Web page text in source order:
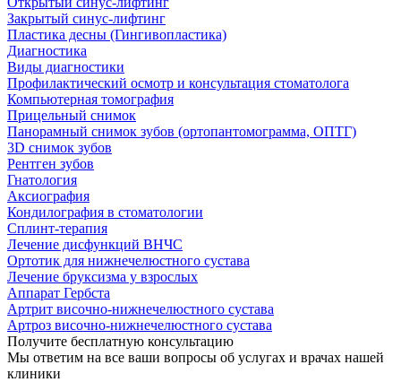
Закрытый синус-лифтинг
Пластика десны (Гингивопластика)
Диагностика
Виды диагностики
Профилактический осмотр и консультация стоматолога
Компьютерная томография
Прицельный снимок
Панорамный снимок зубов (ортопантомограмма, ОПТГ)
3D снимок зубов
Рентген зубов
Гнатология
Аксиография
Кондилография в стоматологии
Сплинт-терапия
Лечение дисфункций ВНЧС
Ортотик для нижнечелюстного сустава
Лечение бруксизма у взрослых
Аппарат Гербста
Артрит височно-нижнечелюстного сустава
Артроз височно-нижнечелюстного сустава
Получите бесплатную консультацию
Мы ответим на все ваши вопросы об услугах и врачах нашей
клиники